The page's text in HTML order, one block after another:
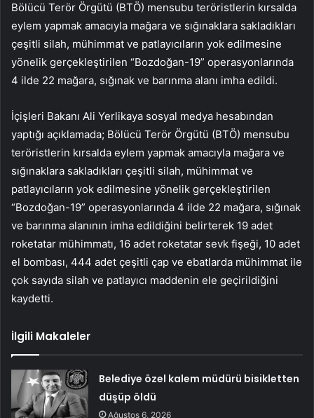
Bölücü Terör Örgütü (BTÖ) mensubu teröristlerin kırsalda
eylem yapmak amacıyla mağara ve sığınaklara sakladıkları
çeşitli silah, mühimmat ve patlayıcıların yok edilmesine
yönelik gerçekleştirilen “Bozdoğan-19” operasyonlarında
4 ilde 22 mağara, sığınak ve barınma alanı imha edildi.
İçişleri Bakanı Ali Yerlikaya sosyal medya hesabından
yaptığı açıklamada; Bölücü Terör Örgütü (BTÖ) mensubu
teröristlerin kırsalda eylem yapmak amacıyla mağara ve
sığınaklara sakladıkları çeşitli silah, mühimmat ve
patlayıcıların yok edilmesine yönelik gerçekleştirilen
“Bozdoğan-19” operasyonlarında 4 ilde 22 mağara, sığınak
ve barınma alanının imha edildiğini belirterek 19 adet
roketatar mühimmatı, 16 adet roketatar sevk fişeği, 10 adet
el bombası, 444 adet çeşitli çap ve ebatlarda mühimmat ile
çok sayıda silah ve patlayıcı maddenin ele geçirildiğini
kaydetti.
İlgili Makaleler
Belediye özel kalem müdürü bisikletten
düşüp öldü
Ağustos 6, 2026